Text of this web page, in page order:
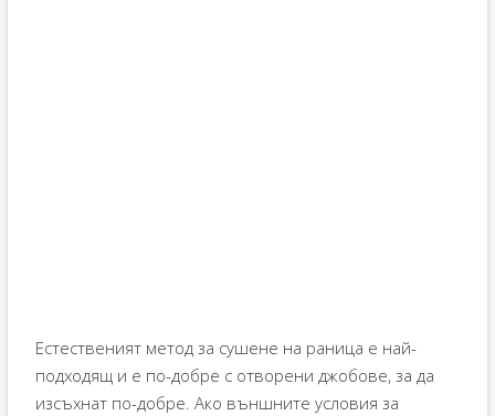
Естественият метод за сушене на раница е най-
подходящ и е по-добре с отворени джобове, за да
изсъхнат по-добре. Ако външните условия за